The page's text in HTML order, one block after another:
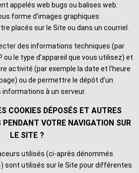
appelés web bugs ou balises web.
forme d’images graphiques
placés sur le Site ou dans un courriel.
des informations techniques (par
ou le type d’appareil que vous utilisez) et
activité (par exemple la date et l’heure
ou de permettre le dépôt d’un
à un serveur.
COOKIES DÉPOSÉS ET AUTRES
VOTRE NAVIGATION SUR
LE SITE ?
utilisés (ci-après dénommés
sont utilisés sur le Site pour différentes